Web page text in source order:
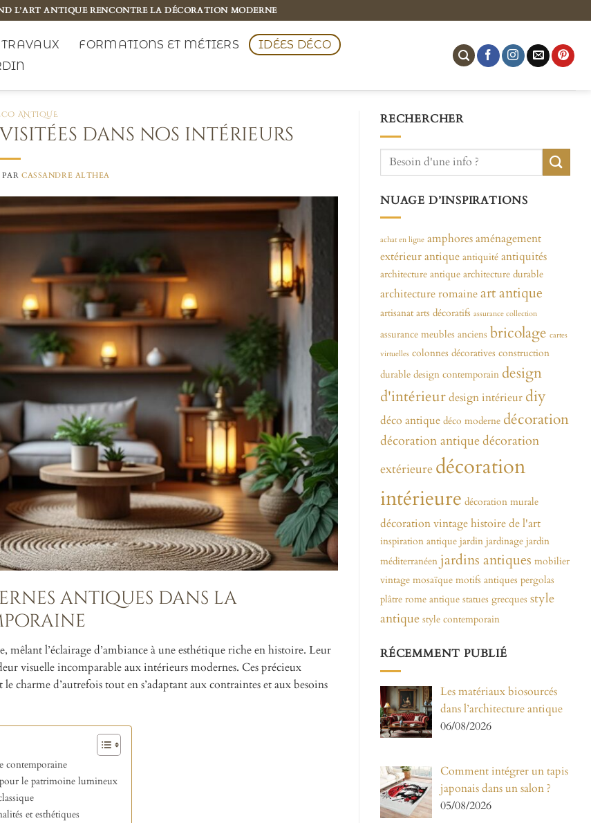
L’ART ANTIQUE RENCONTRE LA DÉCORATION MODERNE
FORMATIONS ET MÉTIERS
IDÉES DÉCO
ANTIQUE
dans nos intérieurs
PARCASSANDRE ALTHEA
antiques dans la
l’éclairage d’ambiance à une esthétique riche en histoire. Leur
visuelle incomparable aux intérieurs modernes. Ces précieux
charme d’autrefois tout en s’adaptant aux contraintes et aux besoins
contemporaine
pour le patrimoine lumineux
et esthétiques
RECHERCHER
NUAGE D’INSPIRATIONS
achat en ligne amphoresaménagement
extérieurantique antiquité antiquités
architecture antique architecture durable
architecture romaineart antique
artisanat arts décoratifs assurance collection
assurance meubles anciens bricolage cartes
virtuelles colonnes décoratives construction
durable design contemporain design
d'intérieurdesign intérieur diy
déco antique déco moderne décoration
décoration antiquedécoration
extérieure décoration
intérieure décoration murale
décoration vintagehistoire de l'art
inspiration antique jardin jardinage jardin
méditerranéen jardins antiques mobilier
vintage mosaïque motifs antiques pergolas
plâtre rome antique statues grecques style
antique style contemporain
RÉCEMMENT PUBLIÉ
Les matériaux biosourcés
dans l’architecture antique
06/08/2026
Comment intégrer un tapis
japonais dans un salon ?
05/08/2026